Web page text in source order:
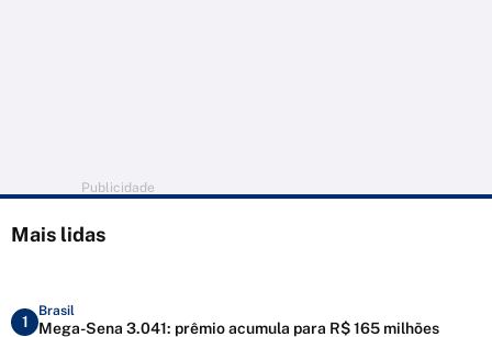
Publicidade
Mais lidas
1
Brasil
Mega-Sena 3.041: prêmio acumula para R$ 165 milhões